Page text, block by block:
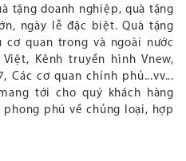
tặng doanh nghiệp, quà tặng
ngày lễ đặc biệt. Quà tặng
cơ quan trong và ngoài nước
Kênh truyền hình Vnew,
Các cơ quan chính phủ...vv...
tới cho quý khách hàng
phú về chủng loại, hợp